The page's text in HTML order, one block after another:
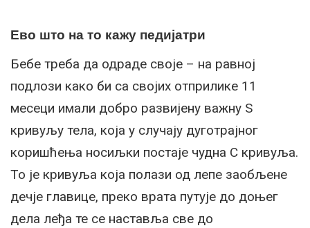
Ево што на то кажу педијатри
Бебе треба да одраде своје – на равној
подлози како би са својих отприлике 11
месеци имали добро развијену важну S
кривуљу тела, која у случају дуготрајног
коришћења носиљки постаје чудна С кривуља.
То је кривуља која полази од лепе заобљене
дечје главице, преко врата путује до доњег
дела леђа те се наставља све до